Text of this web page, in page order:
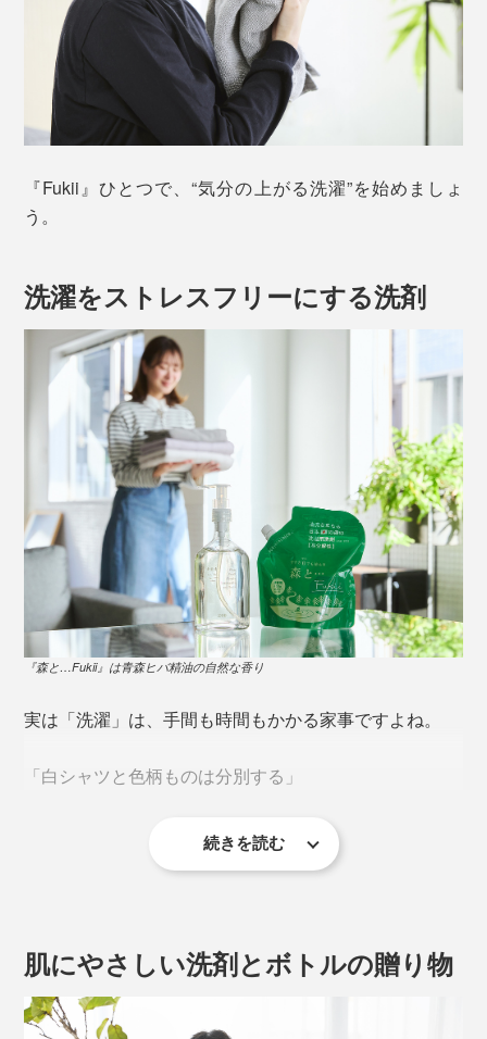
『Fukii』ひとつで、“気分の上がる洗濯”を始めましょ
う。
洗濯をストレスフリーにする洗剤
『森と…Fukii』は青森ヒバ精油の自然な香り
実は「洗濯」は、手間も時間もかかる家事ですよね。
「白シャツと色柄ものは分別する」
「シルクとカシミヤはおしゃれ着用洗剤で」
『Fukii』は、こんな洗濯のストレスを、一気に解消して
くれる洗濯洗剤です。汚れ落し用洗剤・おしゃれ着用洗
剤・柔軟剤の三役をこなす、画期的な1本。
続きを読む
肌にやさしい洗剤とボトルの贈り物